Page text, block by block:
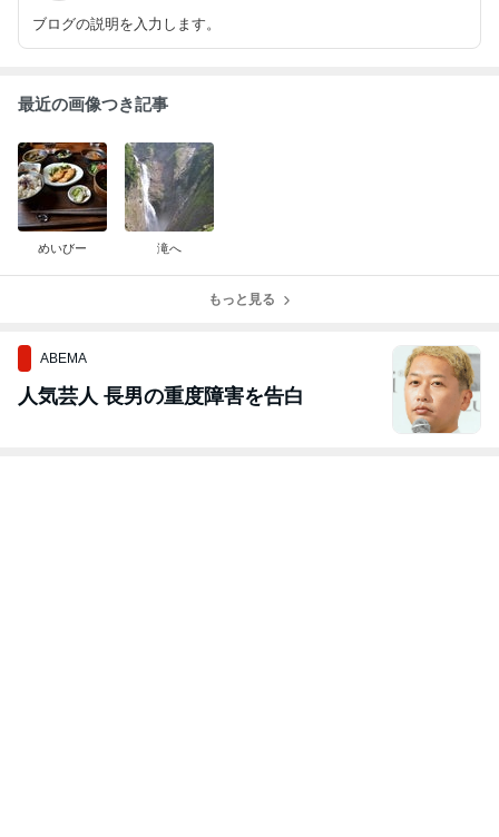
ブログの説明を入力します。
最近の画像つき記事
めいびー 滝へ
もっと見る
ABEMA
人気芸人 長男の重度障害を告白